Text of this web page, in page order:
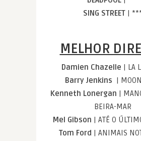
SING STREET |
MELHOR
Damien Chazelle | LA
Barry Jenkins |
Kenneth Lonergan |
BEIRA-MAR
Mel Gibson | ATÉ O
Tom Ford | ANIMAIS